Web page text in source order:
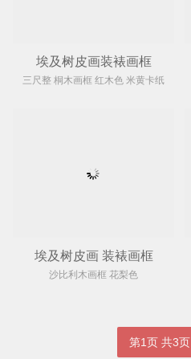
埃及树皮画装裱画框
三尺整 桐木画框 红木色 米黄卡纸
埃及树皮画 装裱画框
沙比利木画框 花梨色
第1页 共3页